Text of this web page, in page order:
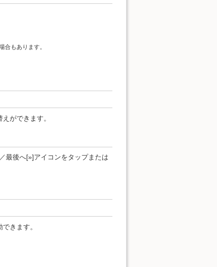
合もあります。
ができます。
最後へ[»]アイコンをタップまたは
きます。